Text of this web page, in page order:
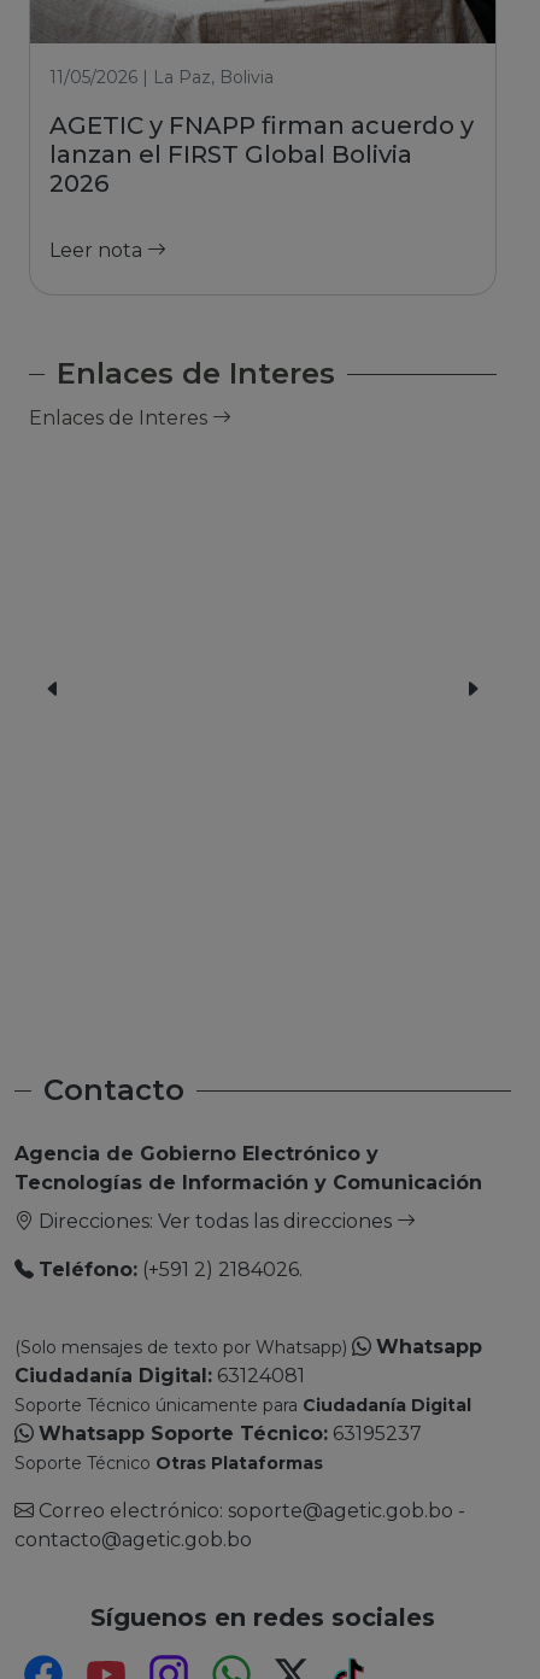
11/05/2026 | La Paz, Bolivia
AGETIC y FNAPP firman acuerdo y
lanzan el FIRST Global Bolivia
2026
Leer nota
Enlaces de Interes
Enlaces de Interes
Contacto
Agencia de Gobierno Electrónico y
Tecnologías de Información y Comunicación
Direcciones: Ver todas las direcciones
Teléfono: (+591 2) 2184026.
(Solo mensajes de texto por Whatsapp)
Whatsapp
Ciudadanía Digital: 63124081
Soporte Técnico únicamente para Ciudadanía Digital
Whatsapp Soporte Técnico: 63195237
Soporte Técnico Otras Plataformas
Correo electrónico: soporte@agetic.gob.bo -
contacto@agetic.gob.bo
Síguenos en redes sociales